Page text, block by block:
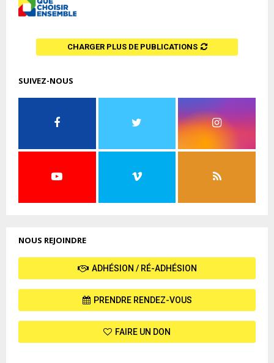
CHARGER PLUS DE PUBLICATIONS
SUIVEZ-NOUS
NOUS REJOINDRE
ADHÉSION / RÉ-ADHÉSION
PRENDRE RENDEZ-VOUS
FAIRE UN DON